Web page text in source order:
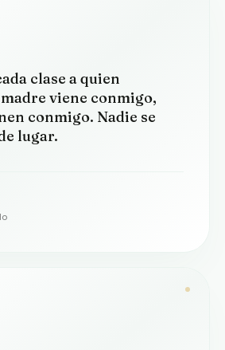
clase a quien
viene conmigo,
conmigo. Nadie se
lugar.